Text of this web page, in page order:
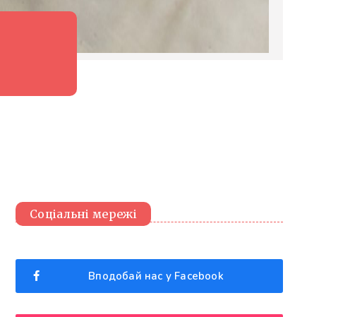
Соціальні мережі
Вподобай нас у Facebook